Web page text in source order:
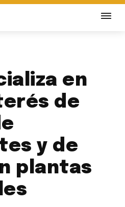
en
de
y de
plantas